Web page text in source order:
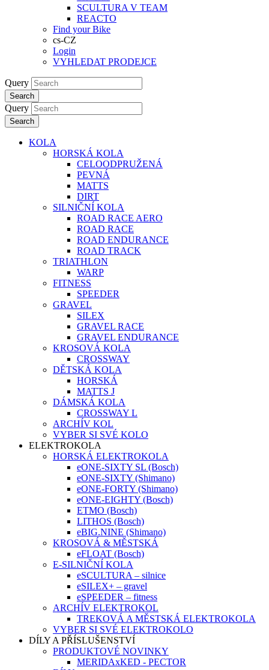
SCULTURA V TEAM
REACTO
Find your Bike
cs-CZ
Login
VYHLEDAT PRODEJCE
Query
Search
Query
Search
KOLA
HORSKÁ KOLA
CELOODPRUŽENÁ
PEVNÁ
MATTS
DIRT
SILNIČNÍ KOLA
ROAD RACE AERO
ROAD RACE
ROAD ENDURANCE
ROAD TRACK
TRIATHLON
WARP
FITNESS
SPEEDER
GRAVEL
SILEX
GRAVEL RACE
GRAVEL ENDURANCE
KROSOVÁ KOLA
CROSSWAY
DĚTSKÁ KOLA
HORSKÁ
MATTS J
DÁMSKÁ KOLA
CROSSWAY L
ARCHÍV KOL
VYBER SI SVÉ KOLO
ELEKTROKOLA
HORSKÁ ELEKTROKOLA
eONE-SIXTY SL (Bosch)
eONE-SIXTY (Shimano)
eONE-FORTY (Shimano)
eONE-EIGHTY (Bosch)
ETMO (Bosch)
LITHOS (Bosch)
eBIG.NINE (Shimano)
KROSOVÁ & MĚSTSKÁ
eFLOAT (Bosch)
E-SILNIČNÍ KOLA
eSCULTURA – silnice
eSILEX+ – gravel
eSPEEDER – fitness
ARCHÍV ELEKTROKOL
TREKOVÁ A MĚSTSKÁ ELEKTROKOLA
VYBER SI SVÉ ELEKTROKOLO
DÍLY A PŘÍSLUŠENSTVÍ
PRODUKTOVÉ NOVINKY
MERIDAxKED - PECTOR